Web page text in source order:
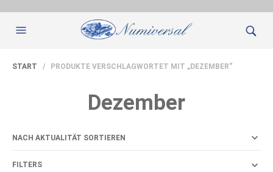
START / PRODUKTE VERSCHLAGWORTET MIT „DEZEMBER“
Dezember
FILTERS